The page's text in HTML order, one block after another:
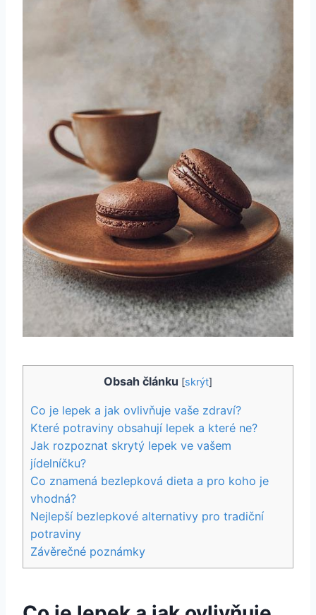
Obsah článku [skrýt]
Co je lepek a jak ovlivňuje vaše zdraví?
Které potraviny obsahují lepek a které ne?
Jak rozpoznat skrytý lepek ve vašem
jídelníčku?
Co znamená bezlepková dieta a pro koho je
vhodná?
Nejlepší bezlepkové alternativy pro tradiční
potraviny
Závěrečné poznámky